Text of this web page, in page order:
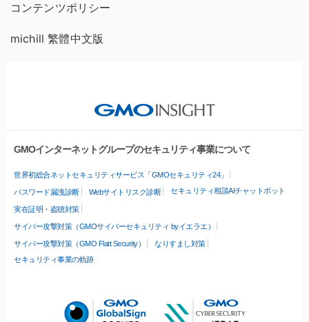
コンテンツポリシー
michill 繁體中文版
GMOインターネットグループのセキュリティ事業について
世界初総合ネットセキュリティサービス「GMOセキュリティ24」
パスワード漏洩診断 Webサイトリスク診断 セキュリティ相談AIチャットボット
実在証明・盗聴対策
サイバー攻撃対策（GMOサイバーセキュリティ byイエラエ）
サイバー攻撃対策（GMO Flatt Security）
なりすまし対策
セキュリティ事業の軌跡